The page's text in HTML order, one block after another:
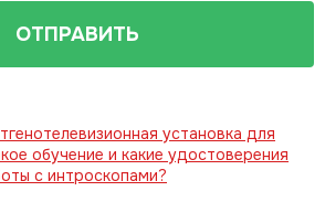
ОТПРАВИТЬ
установка для
обучение и какие удостоверения
с интроскопами?